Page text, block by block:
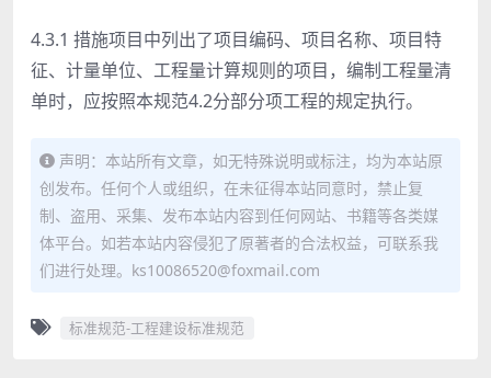
4.3.1 措施项目中列出了项目编码、项目名称、项目特
征、计量单位、工程量计算规则的项目，编制工程量清
单时，应按照本规范4.2分部分项工程的规定执行。
声明：本站所有文章，如无特殊说明或标注，均为本站原
创发布。任何个人或组织，在未征得本站同意时，禁止复
制、盗用、采集、发布本站内容到任何网站、书籍等各类媒
体平台。如若本站内容侵犯了原著者的合法权益，可联系我
们进行处理。ks10086520@foxmail.com
标准规范-工程建设标准规范